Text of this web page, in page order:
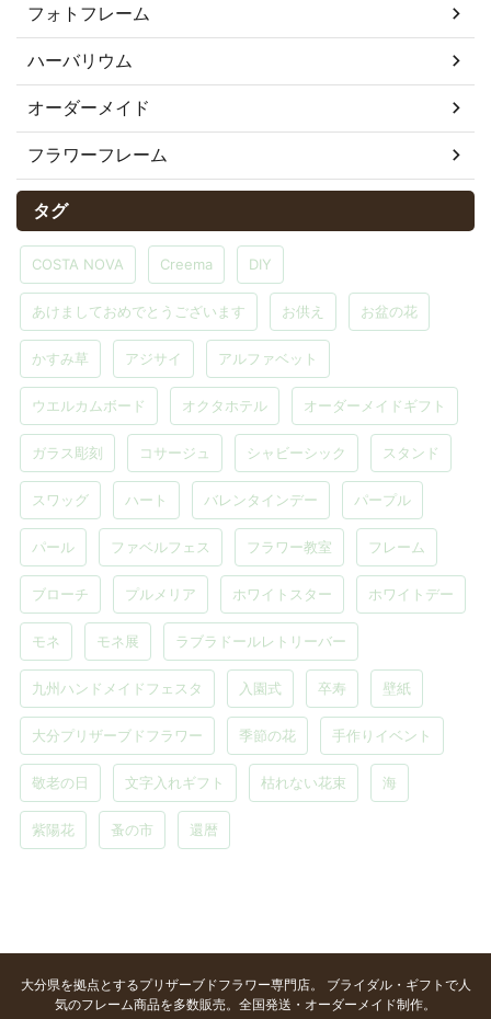
フォトフレーム
ハーバリウム
オーダーメイド
フラワーフレーム
タグ
COSTA NOVA Creema DIY
あけましておめでとうございます お供え お盆の花
かすみ草 アジサイ アルファベット
ウエルカムボード オクタホテル オーダーメイドギフト
ガラス彫刻 コサージュ シャビーシック スタンド
スワッグ ハート バレンタインデー パープル
パール ファベルフェス フラワー教室 フレーム
ブローチ プルメリア ホワイトスター ホワイトデー
モネ モネ展 ラブラドールレトリーバー
九州ハンドメイドフェスタ 入園式 卒寿 壁紙
大分プリザーブドフラワー 季節の花 手作りイベント
敬老の日 文字入れギフト 枯れない花束 海
紫陽花 蚤の市 還暦
大分県を拠点とするプリザーブドフラワー専門店。 ブライダル・ギフトで人
気のフレーム商品を多数販売。全国発送・オーダーメイド制作。